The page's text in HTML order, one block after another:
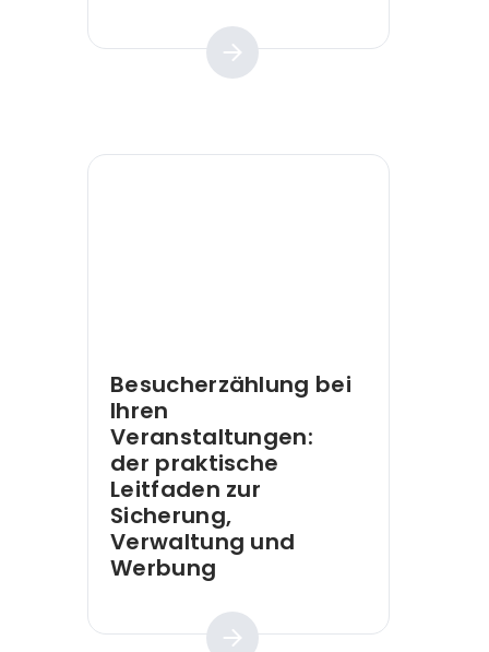
Besucherzählung bei
Ihren
Veranstaltungen:
der praktische
Leitfaden zur
Sicherung,
Verwaltung und
Werbung